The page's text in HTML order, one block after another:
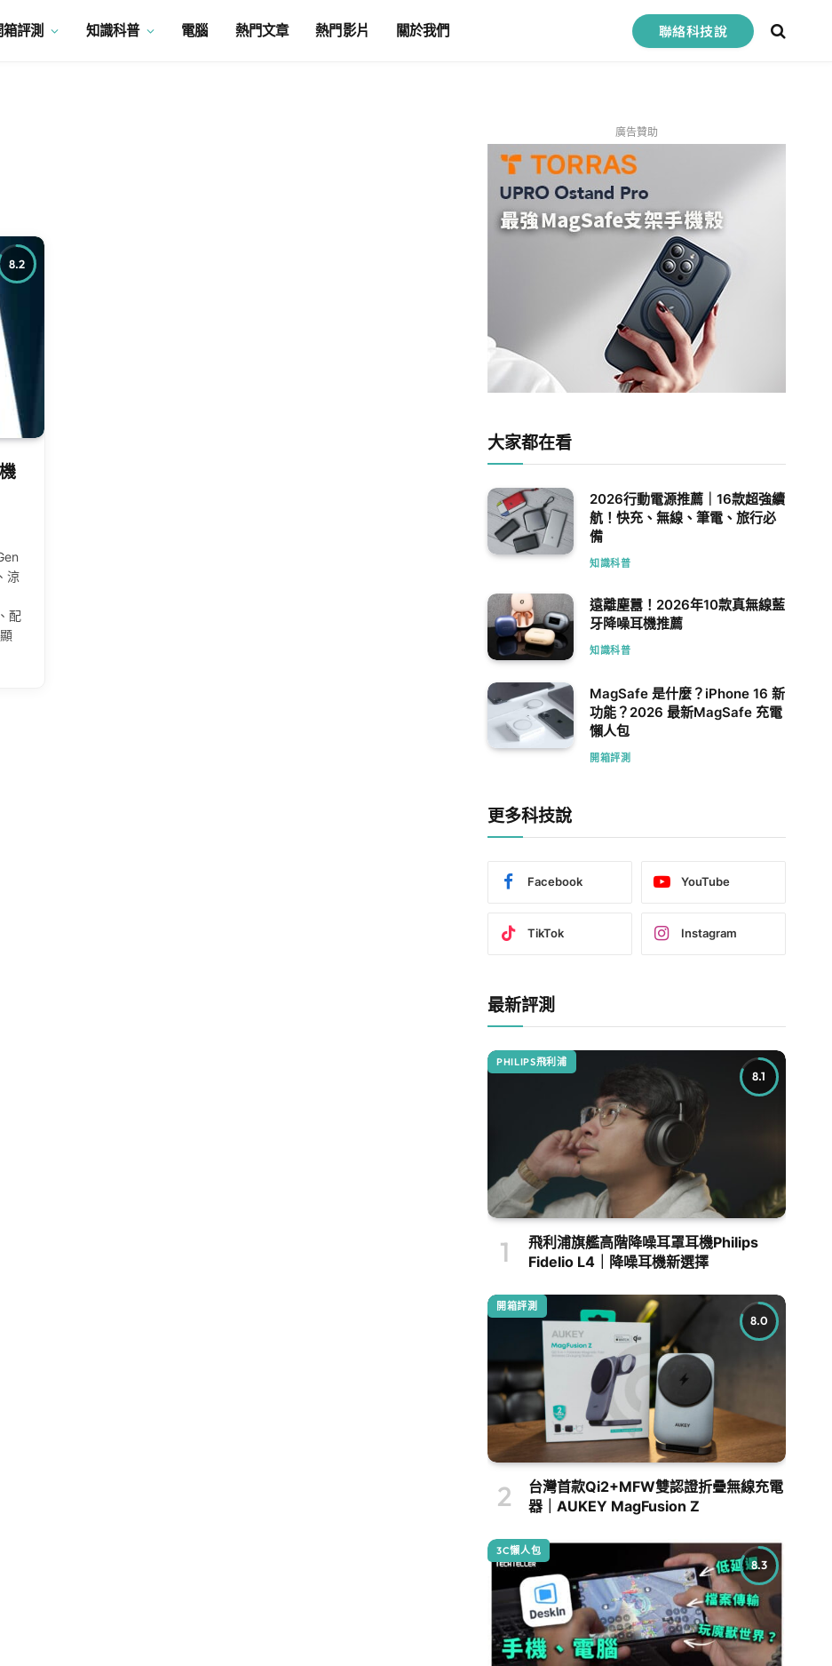
箱評測 知識科普 電腦 熱門文章 熱門影片 關於我們 聯絡科技說
8.2
涼
配
廣告贊助
大家都在看
2026行動電源推薦｜16款超強續
航！快充、無線、筆電、旅行必
備
知識科普
遠離塵囂！2026年10款真無線藍
牙降噪耳機推薦
知識科普
MagSafe 是什麼？iPhone 16 新
功能？2026 最新MagSafe 充電
懶人包
開箱評測
更多科技說
Facebook YouTube
TikTok Instagram
最新評測
8.1
PHILIPS飛利浦
飛利浦旗艦高階降噪耳罩耳機Philips
Fidelio L4｜降噪耳機新選擇
8.0
開箱評測
台灣首款Qi2+MFW雙認證折疊無線充電
器｜AUKEY MagFusion Z
8.3
3C懶人包